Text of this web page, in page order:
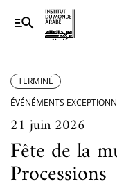
TERMINÉ
ÉVÉNÉMENTS
21 juin 2026
Fête de la
Processions